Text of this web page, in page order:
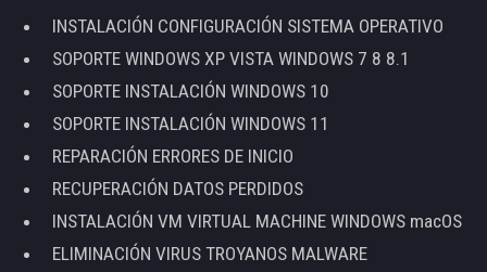
INSTALACIÓN CONFIGURACIÓN SISTEMA OPERATIVO
SOPORTE WINDOWS XP VISTA WINDOWS 7 8 8.1
SOPORTE INSTALACIÓN WINDOWS 10
SOPORTE INSTALACIÓN WINDOWS 11
REPARACIÓN ERRORES DE INICIO
RECUPERACIÓN DATOS PERDIDOS
INSTALACIÓN VM VIRTUAL MACHINE WINDOWS macOS
ELIMINACIÓN VIRUS TROYANOS MALWARE